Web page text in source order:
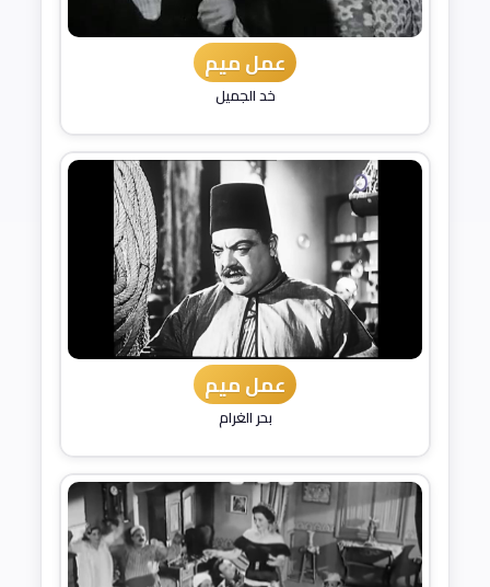
عمل ميم
خد الجميل
عمل ميم
بحر الغرام